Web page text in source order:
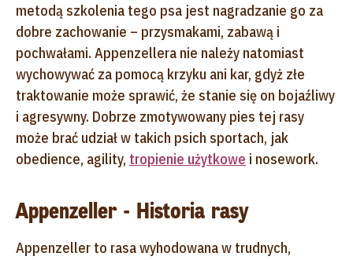
metodą szkolenia tego psa jest nagradzanie go za
dobre zachowanie – przysmakami, zabawą i
pochwałami. Appenzellera nie należy natomiast
wychowywać za pomocą krzyku ani kar, gdyż złe
traktowanie może sprawić, że stanie się on bojaźliwy
i agresywny. Dobrze zmotywowany pies tej rasy
może brać udział w takich psich sportach, jak
obedience, agility, tropienie użytkowe i nosework.
Appenzeller - Historia rasy
Appenzeller to rasa wyhodowana w trudnych,